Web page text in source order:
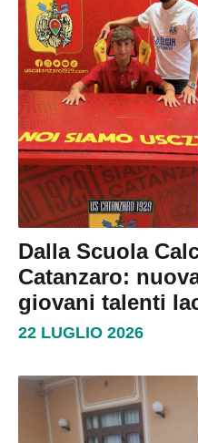
Dalla Scuola
Catanzaro:
giovani talenti
22 LUGLIO 2026